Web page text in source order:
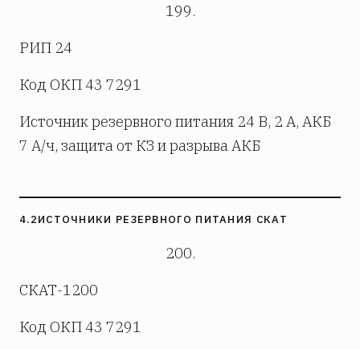
199.
РИП 24
Код ОКП 43 7291
Источник резервного питания 24 В, 2 А, АКБ
7 А/ч, защита от КЗ и разрыва АКБ
4.2ИСТОЧНИКИ РЕЗЕРВНОГО ПИТАНИЯ СКАТ
200.
СКАТ-1200
Код ОКП 43 7291